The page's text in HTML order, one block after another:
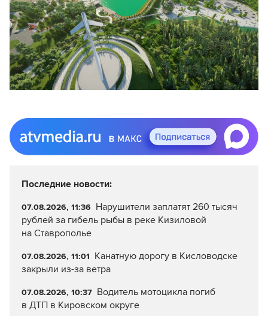
Последние новости:
07.08.2026, 11:36 Нарушители заплатят 260 тысяч
рублей за гибель рыбы в реке Кизиловой
на Ставрополье
07.08.2026, 11:01 Канатную дорогу в Кисловодске
закрыли из-за ветра
07.08.2026, 10:37 Водитель мотоцикла погиб
в ДТП в Кировском округе